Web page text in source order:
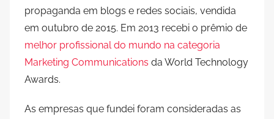
propaganda em blogs e redes sociais, vendida
em outubro de 2015. Em 2013 recebi o prêmio de
melhor profissional do mundo na categoria
Marketing Communications da World Technology
Awards.
As empresas que fundei foram consideradas as